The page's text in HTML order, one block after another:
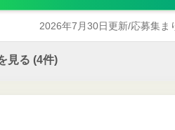
2026年7月30日更新/応募集ま
見る (4件)